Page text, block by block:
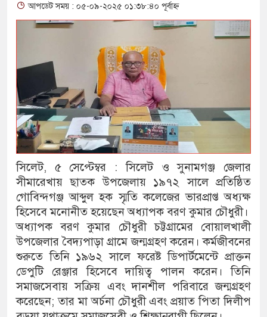
আপডেট সময় : ০৫-০৯-২০২৫ ০১:৩৮:৪০ পূর্বাহ্ন
সিলেট, ৫ সেপ্টেম্বর : সিলেট ও সুনামগঞ্জ জেলার
সীমারেখায় ছাতক উপজেলায় ১৯৭২ সালে প্রতিষ্ঠিত
গোবিন্দগঞ্জ আব্দুল হক স্মৃতি কলেজের ভারপ্রাপ্ত অধ্যক্ষ
হিসেবে মনোনীত হয়েছেন অধ্যাপক বরণ কুমার চৌধুরী।
অধ্যাপক বরণ কুমার চৌধুরী চট্টগ্রামের বোয়ালখালী
উপজেলার বৈদ্যপাড়া গ্রামে জন্মগ্রহণ করেন। কর্মজীবনের
শুরুতে তিনি ১৯৬২ সালে ফরেষ্ট ডিপার্টমেন্টে প্রাক্তন
ডেপুটি রেঞ্জার হিসেবে দায়িত্ব পালন করেন। তিনি
সমাজসেবায় সক্রিয় এবং দানশীল পরিবারে জন্মগ্রহণ
করেছেন; তার মা অর্চনা চৌধুরী এবং প্রয়াত পিতা দিলীপ